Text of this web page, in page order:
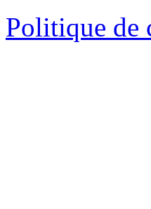
Politique de